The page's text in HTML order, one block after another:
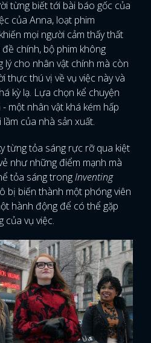
từng biết tới bài báo gốc của
của Anna, loạt phim
mọi người cảm thấy thất
chính, bộ phim không
lý cho nhân vật chính mà còn
thực thú vị về vụ việc này và
kỳ lạ. Lựa chọn kể chuyện
một nhân vật khá kém hấp
của nhà sản xuất.
từng tỏa sáng rực rỡ qua kiệt
như những điểm mạnh mà
tỏa sáng trongInventing
bị biến thành một phóng viên
hành động để có thể gặp
của vụ việc.